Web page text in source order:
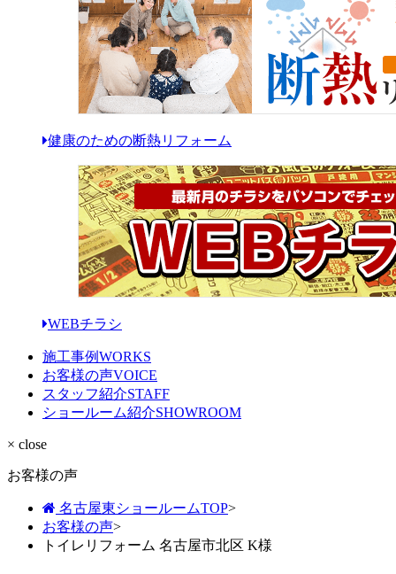
健康のための断熱リフォーム
WEBチラシ
施工事例WORKS
お客様の声VOICE
スタッフ紹介STAFF
ショールーム紹介SHOWROOM
× close
お客様の声
名古屋東ショールームTOP>
お客様の声>
トイレリフォーム 名古屋市北区 K様